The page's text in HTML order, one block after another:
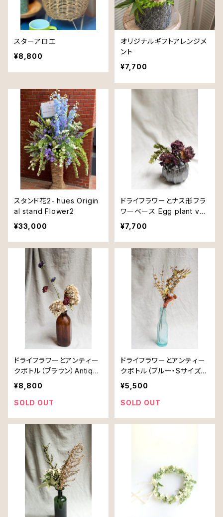
スターアロエ
¥8,800
オリジナルギフトアレンジメ
ント
¥7,700
スタンド花2- hues Origin
al stand Flower2
¥33,000
ドライフラワーとナス形フラ
ワーベース Egg plant vas
e
¥7,700
ドライフラワーとアンティー
クボトル（ブラウン）Antique
bottle brown
¥8,800
SOLD OUT
ドライフラワーとアンティー
クボトル（ブルー・Sサイズ）
Antique bottle Blue smal
¥5,500
SOLD OUT